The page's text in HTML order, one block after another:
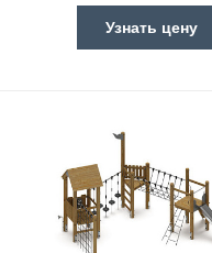
Узнать цену